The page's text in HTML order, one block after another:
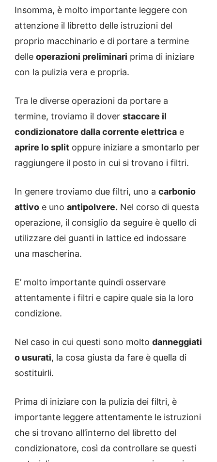
Insomma, è molto importante leggere con
attenzione il libretto delle istruzioni del
proprio macchinario e di portare a termine
delle operazioni preliminari prima di iniziare
con la pulizia vera e propria.
Tra le diverse operazioni da portare a
termine, troviamo il dover staccare il
condizionatore dalla corrente elettrica e
aprire lo split oppure iniziare a smontarlo per
raggiungere il posto in cui si trovano i filtri.
In genere troviamo due filtri, uno a carbonio
attivo e uno antipolvere. Nel corso di questa
operazione, il consiglio da seguire è quello di
utilizzare dei guanti in lattice ed indossare
una mascherina.
E’ molto importante quindi osservare
attentamente i filtri e capire quale sia la loro
condizione.
Nel caso in cui questi sono molto danneggiati
o usurati, la cosa giusta da fare è quella di
sostituirli.
Prima di iniziare con la pulizia dei filtri, è
importante leggere attentamente le istruzioni
che si trovano all’interno del libretto del
condizionatore, così da controllare se questi